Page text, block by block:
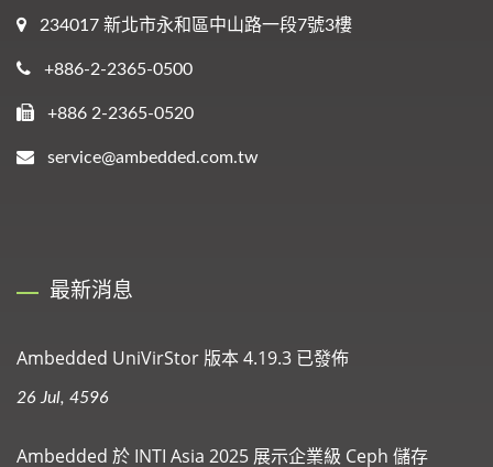
234017 新北市永和區中山路一段7號3樓
+886-2-2365-0500
+886 2-2365-0520
service@ambedded.com.tw
最新消息
Ambedded UniVirStor 版本 4.19.3 已發佈
26 Jul, 4596
Ambedded 於 INTI Asia 2025 展示企業級 Ceph 儲存